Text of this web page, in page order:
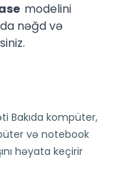
modelini
nəğd və
Bakıda kompüter,
və notebook
həyata keçirir